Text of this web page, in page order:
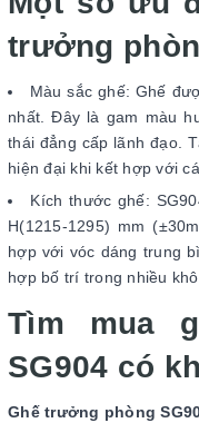
trưởng
Màu sắc ghế: Ghế
nhất. Đây là gam màu
thái đẳng cấp lãnh đạo.
hiện đại khi kết hợp với
Kích thước ghế:
H(1215-1295) mm
hợp với vóc dáng trung
hợp bố trí trong nhiều
Tìm mua
SG904 có
Ghế trưởng phòng